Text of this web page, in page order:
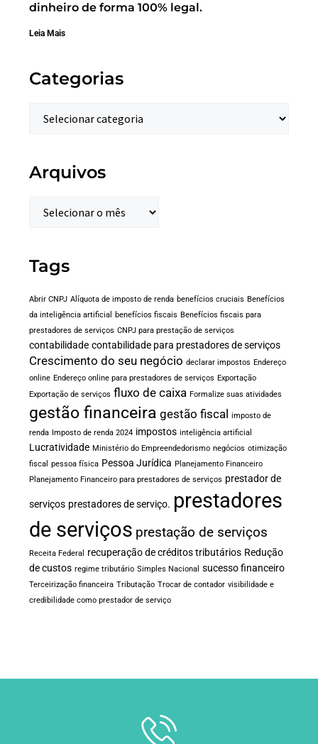
dinheiro de forma 100% legal.
Leia Mais
Categorias
Arquivos
Tags
Abrir CNPJ Alíquota de imposto de renda benefícios cruciais Benefícios
da inteligência artificial
benefícios fiscais Benefícios fiscais para
prestadores de serviços CNPJ para prestação de serviços
contabilidade contabilidade para prestadores de serviços
Crescimento do seu negócio declarar impostos Endereço
online Endereço online para prestadores de serviços Exportação
Exportação de serviços fluxo de caixa Formalize suas atividades
gestão financeira gestão fiscal imposto de
renda Imposto de renda 2024 impostos inteligência artificial
Lucratividade Ministério do Empreendedorismo negócios otimização
fiscal pessoa física Pessoa Jurídica Planejamento Financeiro
Planejamento Financeiro para prestadores de serviços prestador de
serviços prestadores de serviço. prestadores
de serviços prestação de serviços
Receita Federal recuperação de créditos tributários Redução
de custos regime tributário Simples Nacional sucesso financeiro
Terceirização financeira Tributação Trocar de contador visibilidade e
credibilidade como prestador de serviço